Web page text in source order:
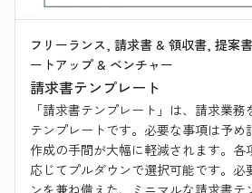
フリーランス, 請求書 & 領収書, 提案
ートアップ & ベンチャー
請求書テンプレート
「請求書テンプレート」は、請求業
テンプレートです。必要な事項は予め
作成の手間が大幅に軽減されます。各
応じてプルダウンで選択可能です。必
ンを兼ね備えた、ミニマルな請求書テ